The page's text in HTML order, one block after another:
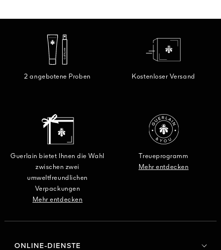
2 angebotene Proben Kostenloser Versand
Guerlain bietet Ihnen die Wahl
zwischen zwei
umweltfreundlichen
Verpackungen
Mehr entdecken
Treueprogramm
Mehr entdecken
ONLINE-DIENSTE